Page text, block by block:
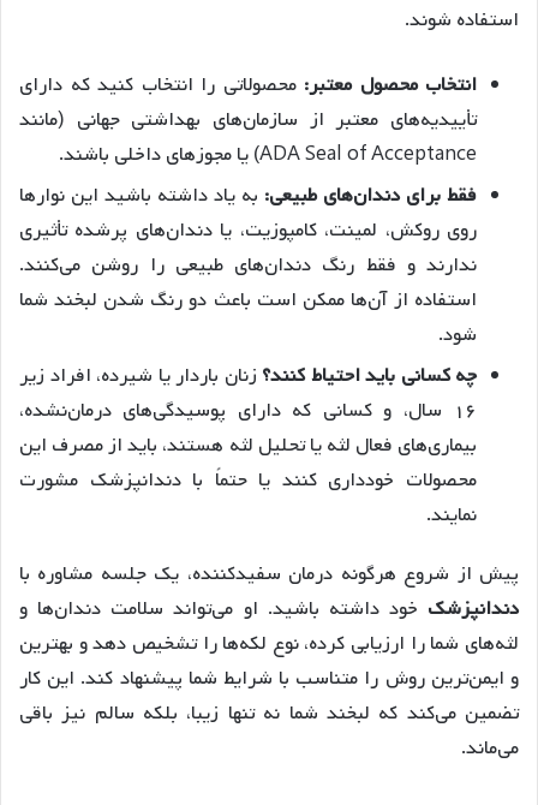
استفاده شوند.
انتخاب محصول معتبر: محصولاتی را انتخاب کنید که دارای
تأییدیه‌های معتبر از سازمان‌های بهداشتی جهانی (مانند
ADA Seal of Acceptance) یا مجوزهای داخلی باشند.
فقط برای دندان‌های طبیعی: به یاد داشته باشید این نوارها
روی روکش، لمینت، کامپوزیت، یا دندان‌های پرشده تأثیری
ندارند و فقط رنگ دندان‌های طبیعی را روشن می‌کنند.
استفاده از آن‌ها ممکن است باعث دو رنگ شدن لبخند شما
شود.
چه کسانی باید احتیاط کنند؟ زنان باردار یا شیرده، افراد زیر
۱۶ سال، و کسانی که دارای پوسیدگی‌های درمان‌نشده،
بیماری‌های فعال لثه یا تحلیل لثه هستند، باید از مصرف این
محصولات خودداری کنند یا حتماً با دندانپزشک مشورت
نمایند.
پیش از شروع هرگونه درمان سفیدکننده، یک جلسه مشاوره با
دندانپزشک خود داشته باشید. او می‌تواند سلامت دندان‌ها و
لثه‌های شما را ارزیابی کرده، نوع لکه‌ها را تشخیص دهد و بهترین
و ایمن‌ترین روش را متناسب با شرایط شما پیشنهاد کند. این کار
تضمین می‌کند که لبخند شما نه تنها زیبا، بلکه سالم نیز باقی
می‌ماند.